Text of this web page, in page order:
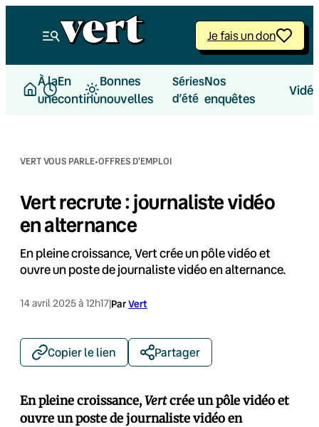
Je fais un don
À la
une
En
continu
Bonnes
nouvelles
Séries
d’été
Nos
enquêtes
VERT VOUS PARLE·OFFRES D'EMPLOI
Vert recrute : journaliste vidéo
en alternance
En pleine croissance, Vert crée un pôle vidéo et
ouvre un poste de journaliste vidéo en alternance.
14 avril 2025 à 12h17|ParVert
Copier le lien Partager
En pleine croissance,Vertcrée un pôle vidéo et
ouvre un poste de journaliste vidéo en